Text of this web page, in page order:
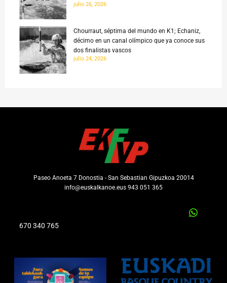
julio 26, 2026
Chourraut, séptima del mundo en K1; Echaniz,
décimo en un canal olímpico que ya conoce sus
dos finalistas vascos
julio 24, 2026
Paseo Anoeta 7 Donostia - San Sebastian Gipuzkoa 20014
info@euskalkanoe.eus 943 051 365
670 340 765